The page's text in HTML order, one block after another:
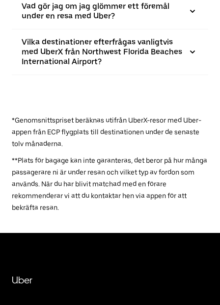
Vad gör jag om jag glömmer ett föremål
under en resa med Uber?
Vilka destinationer efterfrågas vanligtvis
med UberX från Northwest Florida Beaches
International Airport?
*Genomsnittspriset beräknas utifrån UberX-resor med Uber-
appen från ECP flygplats till destinationen under de senaste
tolv månaderna.
**Plats för bagage kan inte garanteras, det beror på hur många
passagerare ni är under resan och vilket typ av fordon som
används. När du har blivit matchad med en förare
rekommenderar vi att du kontaktar hen via appen för att
bekräfta resan.
Uber